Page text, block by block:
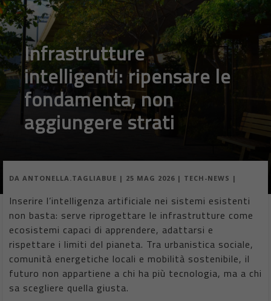
Infrastrutture
intelligenti: ripensare le
fondamenta, non
aggiungere strati
DA ANTONELLA.TAGLIABUE | 25 MAG 2026 | TECH-NEWS |
Inserire l’intelligenza artificiale nei sistemi esistenti
non basta: serve riprogettare le infrastrutture come
ecosistemi capaci di apprendere, adattarsi e
rispettare i limiti del pianeta. Tra urbanistica sociale,
comunità energetiche locali e mobilità sostenibile, il
futuro non appartiene a chi ha più tecnologia, ma a chi
sa scegliere quella giusta.